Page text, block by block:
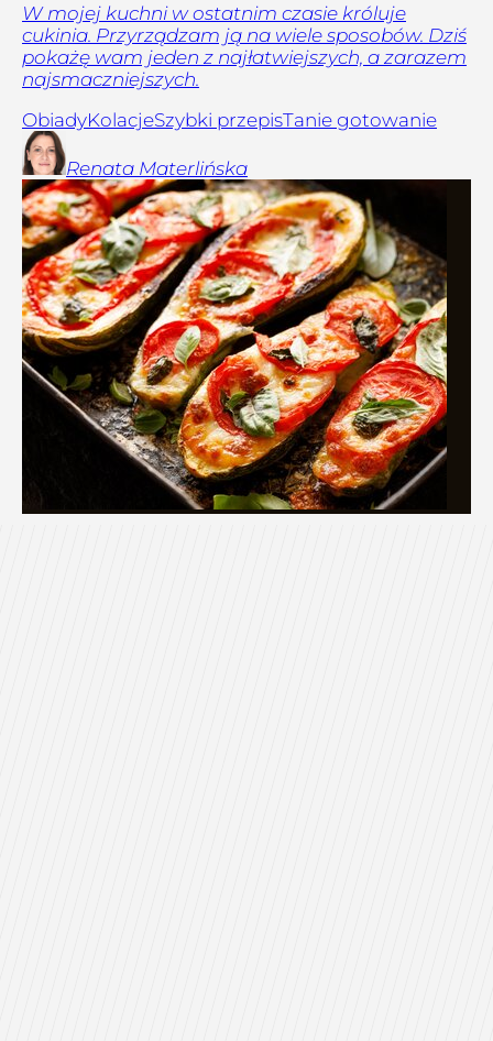
W mojej kuchni w ostatnim czasie króluje
cukinia. Przyrządzam ją na wiele sposobów. Dziś
pokażę wam jeden z najłatwiejszych, a zarazem
najsmaczniejszych.
ObiadyKolacjeSzybki przepisTanie gotowanie
Renata Materlińska